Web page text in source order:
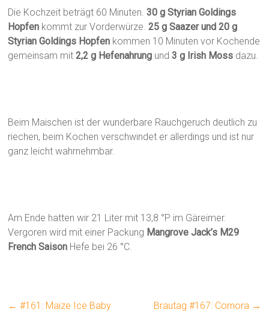
Die Kochzeit beträgt 60 Minuten.30 g Styrian Goldings
Hopfen kommt zur Vorderwürze.25 g Saazer und 20 g
Styrian Goldings Hopfen kommen 10 Minuten vor Kochende
gemeinsam mit2,2 g Hefenahrung und3 g Irish Moss dazu.
Beim Maischen ist der wunderbare Rauchgeruch deutlich zu
riechen, beim Kochen verschwindet er allerdings und ist nur
ganz leicht wahrnehmbar.
Am Ende hatten wir 21 Liter mit 13,8 °P im Gäreimer.
Vergoren wird mit einer Packung Mangrove Jack’s M29
French Saison Hefe bei 26 °C.
← #161: Maize Ice Baby Brautag #167: Cornora →